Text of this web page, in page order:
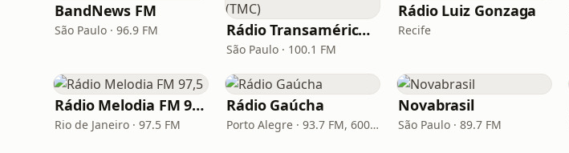
BandNews FM
São Paulo · 96.9 FM Rádio Transamérica (TMC)
São Paulo · 100.1 FM
Rádio Luiz Gonzaga
Recife
Rádio Melodia FM 97,5
Rio de Janeiro · 97.5 FM
Rádio Gaúcha
Porto Alegre · 93.7 FM, 600 AM
Novabrasil
São Paulo · 89.7 FM